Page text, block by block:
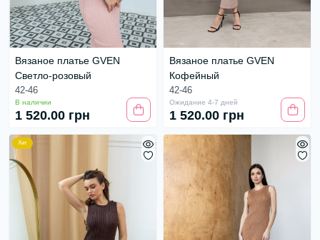
Вязаное платье GVEN
Светло-розовый
42-46
В наличии
1 520.00 грн
Вязаное платье GVEN
Кофейный
42-46
Ожидание 4-7 дней
1 520.00 грн
Хит